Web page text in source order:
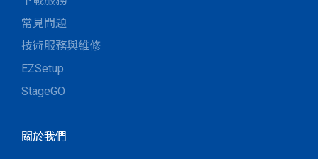
常見問題
技術服務與維修
EZSetup
StageGO
關於我們